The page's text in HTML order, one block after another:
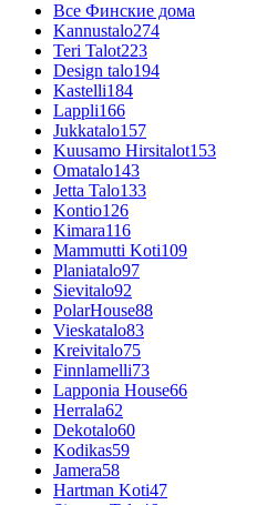
Все Финские дома
Kannustalo274
Teri Talot223
Design talo194
Kastelli184
Lappli166
Jukkatalo157
Kuusamo Hirsitalot153
Omatalo143
Jetta Talo133
Kontio126
Kimara116
Mammutti Koti109
Planiatalo97
Sievitalo92
PolarHouse88
Vieskatalo83
Kreivitalo75
Finnlamelli73
Lapponia House66
Herrala62
Dekotalo60
Kodikas59
Jamera58
Hartman Koti47